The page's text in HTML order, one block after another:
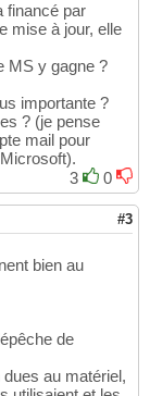
financé par
mise à jour, elle
MS y gagne ?
importante ?
? (je pense
mail pour
3
0
#3
bien au
de
au matériel,